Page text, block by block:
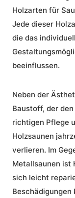
Holzarten für
Jede dieser
die das
beeinflussen.
Neben der
Baustoff, der
richtigen Pflege
Holzsaunen
verlieren. Im
Metallsaunen ist
sich leicht
Beschädigungen